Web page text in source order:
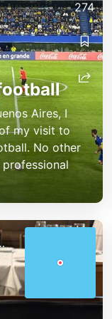
Aires, I
my visit to
No other
274